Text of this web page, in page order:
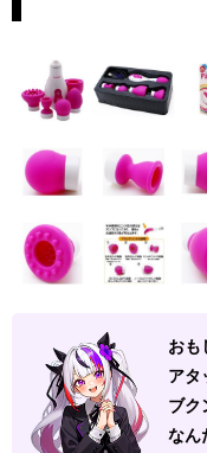
おも
アタ
ブク
なん